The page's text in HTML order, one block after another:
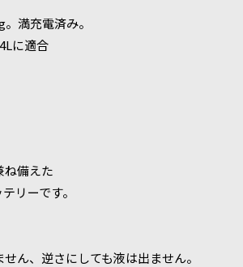
満充電済み。
に適合
ね備えた
リーです。
ん、逆さにしても液は出ません。